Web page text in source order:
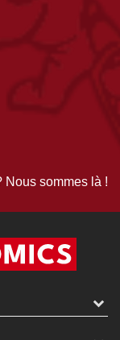
Nous sommes là !